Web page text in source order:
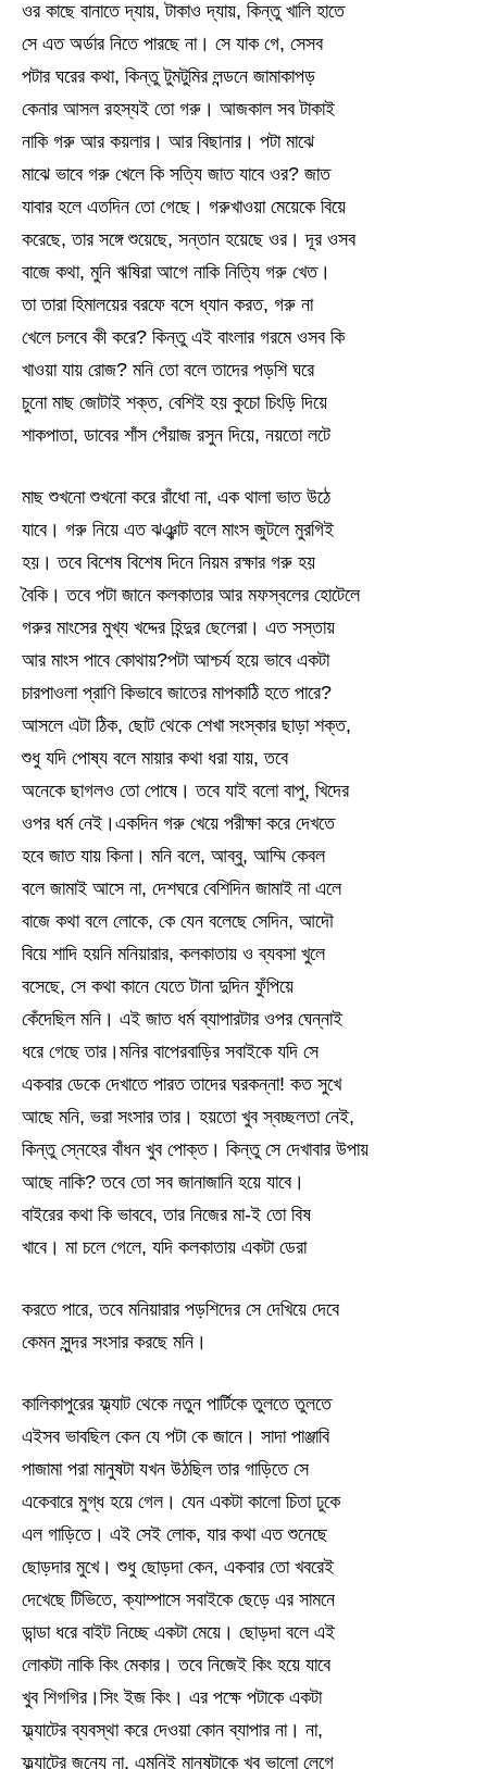
ওর কাছে বানাতে দ্যায়, টাকাও দ্যায়, কিন্তু খালি হাতে
সে এত অর্ডার নিতে পারছে না। সে যাক গে, সেসব
পটার ঘরের কথা, কিন্তু টুমটুমির লন্ডনে জামাকাপড়
কেনার আসল রহস্যই তো গরু। আজকাল সব টাকাই
নাকি গরু আর কয়লার। আর বিছানার। পটা মাঝে
মাঝে ভাবে গরু খেলে কি সত্যি জাত যাবে ওর? জাত
যাবার হলে এতদিন তো গেছে। গরুখাওয়া মেয়েকে বিয়ে
করেছে, তার সঙ্গে শুয়েছে, সন্তান হয়েছে ওর। দূর ওসব
বাজে কথা, মুনি ঋষিরা আগে নাকি নিত্যি গরু খেত।
তা তারা হিমালয়ের বরফে বসে ধ্যান করত, গরু না
খেলে চলবে কী করে? কিন্তু এই বাংলার গরমে ওসব কি
খাওয়া যায় রোজ? মনি তো বলে তাদের পড়শি ঘরে
চুনো মাছ জোটাই শক্ত, বেশিই হয় কুচো চিংড়ি দিয়ে
শাকপাতা, ডাবের শাঁস পেঁয়াজ রসুন দিয়ে, নয়তো লটে
মাছ শুখনো শুখনো করে রাঁধো না, এক থালা ভাত উঠে
যাবে। গরু নিয়ে এত ঝঞ্ঝাট বলে মাংস জুটলে মুরগিই
হয়। তবে বিশেষ বিশেষ দিনে নিয়ম রক্ষার গরু হয়
বৈকি। তবে পটা জানে কলকাতার আর মফস্বলের হোটেলে
গরুর মাংসের মুখ্য খদ্দের হিন্দুর ছেলেরা। এত সস্তায়
আর মাংস পাবে কোথায়?পটা আশ্চর্য হয়ে ভাবে একটা
চারপাওলা প্রাণি কিভাবে জাতের মাপকাঠি হতে পারে?
আসলে এটা ঠিক, ছোট থেকে শেখা সংস্কার ছাড়া শক্ত,
শুধু যদি পোষ্য বলে মায়ার কথা ধরা যায়, তবে
অনেকে ছাগলও তো পোষে। তবে যাই বলো বাপু, খিদের
ওপর ধর্ম নেই।একদিন গরু খেয়ে পরীক্ষা করে দেখতে
হবে জাত যায় কিনা। মনি বলে, আব্বু, আম্মি কেবল
বলে জামাই আসে না, দেশঘরে বেশিদিন জামাই না এলে
বাজে কথা বলে লোকে, কে যেন বলেছে সেদিন, আদৌ
বিয়ে শাদি হয়নি মনিয়ারার, কলকাতায় ও ব্যবসা খুলে
বসেছে, সে কথা কানে যেতে টানা দুদিন ফুঁপিয়ে
কেঁদেছিল মনি। এই জাত ধর্ম ব্যাপারটার ওপর ঘেন্নাই
ধরে গেছে তার।মনির বাপেরবাড়ির সবাইকে যদি সে
একবার ডেকে দেখাতে পারত তাদের ঘরকন্না! কত সুখে
আছে মনি, ভরা সংসার তার। হয়তো খুব স্বচ্ছলতা নেই,
কিন্তু স্নেহের বাঁধন খুব পোক্ত। কিন্তু সে দেখাবার উপায়
আছে নাকি? তবে তো সব জানাজানি হয়ে যাবে।
বাইরের কথা কি ভাববে, তার নিজের মা-ই তো বিষ
খাবে। মা চলে গেলে, যদি কলকাতায় একটা ডেরা
করতে পারে, তবে মনিয়ারার পড়শিদের সে দেখিয়ে দেবে
কেমন সুন্দর সংসার করছে মনি।
কালিকাপুরের ফ্ল্যাট থেকে নতুন পার্টিকে তুলতে তুলতে
এইসব ভাবছিল কেন যে পটা কে জানে। সাদা পাঞ্জাবি
পাজামা পরা মানুষটা যখন উঠছিল তার গাড়িতে সে
একেবারে মুগ্ধ হয়ে গেল। যেন একটা কালো চিতা ঢুকে
এল গাড়িতে। এই সেই লোক, যার কথা এত শুনেছে
ছোড়দার মুখে। শুধু ছোড়দা কেন, একবার তো খবরেই
দেখেছে টিভিতে, ক্যাম্পাসে সবাইকে ছেড়ে এর সামনে
ডান্ডা ধরে বাইট নিচ্ছে একটা মেয়ে। ছোড়দা বলে এই
লোকটা নাকি কিং মেকার। তবে নিজেই কিং হয়ে যাবে
খুব শিগগির।সিং ইজ কিং। এর পক্ষে পটাকে একটা
ফ্ল্যাটের ব্যবস্থা করে দেওয়া কোন ব্যাপার না। না,
ফ্ল্যাটের জন্যে না, এমনিই মানুষটাকে খুব ভালো লেগে